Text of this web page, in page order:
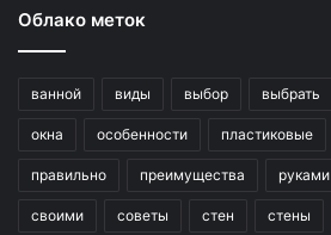
Облако меток
ванной виды выбор выбрать
окна особенности пластиковые
правильно преимущества руками
своими советы стен стены